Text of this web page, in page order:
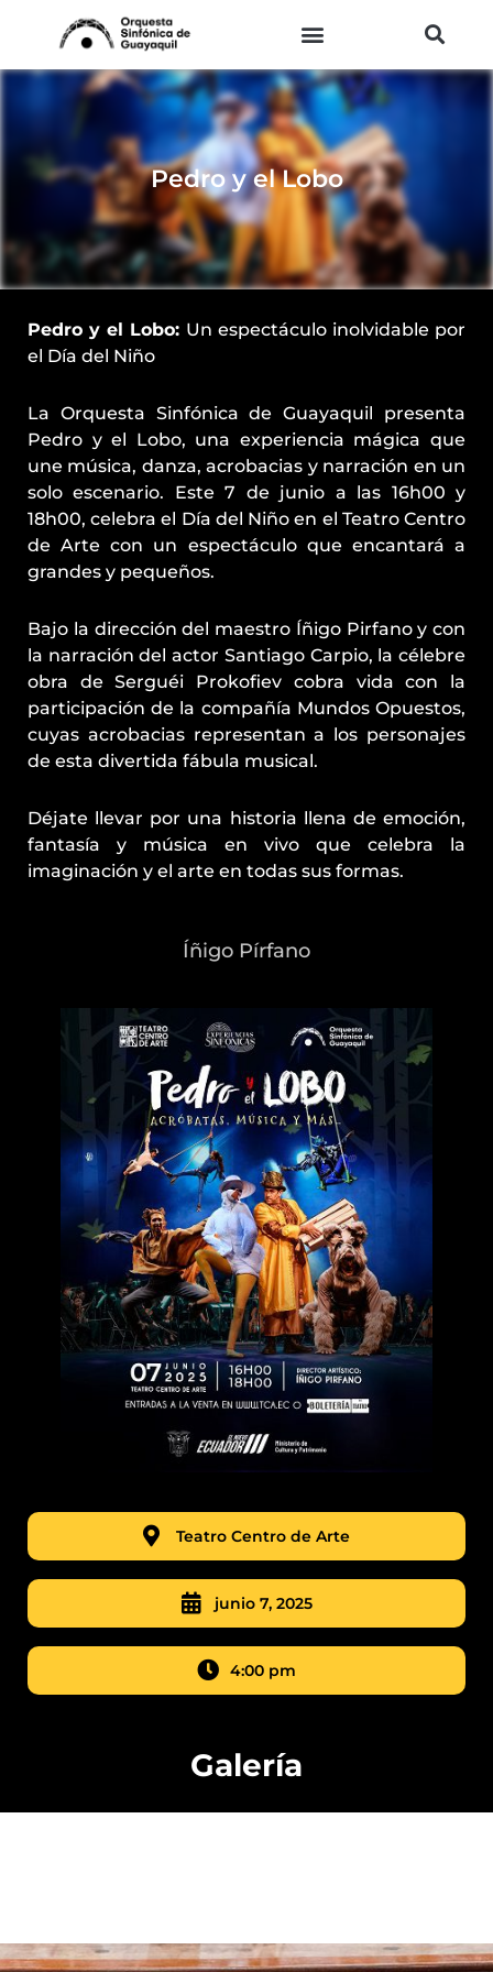
contenido
Pedro y el Lobo
Pedro y el Lobo: Un espectáculo inolvidable por
el Día del Niño
La Orquesta Sinfónica de Guayaquil presenta
Pedro y el Lobo, una experiencia mágica que
une música, danza, acrobacias y narración en un
solo escenario. Este 7 de junio a las 16h00 y
18h00, celebra el Día del Niño en el Teatro Centro
de Arte con un espectáculo que encantará a
grandes y pequeños.
Bajo la dirección del maestro Íñigo Pirfano y con
la narración del actor Santiago Carpio, la célebre
obra de Serguéi Prokofiev cobra vida con la
participación de la compañía Mundos Opuestos,
cuyas acrobacias representan a los personajes
de esta divertida fábula musical.
Déjate llevar por una historia llena de emoción,
fantasía y música en vivo que celebra la
imaginación y el arte en todas sus formas.
Íñigo Pírfano
Teatro Centro de Arte
junio 7, 2025
4:00 pm
Galería